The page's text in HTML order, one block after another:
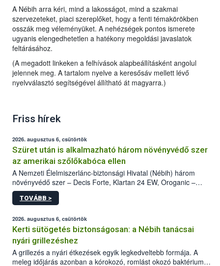
A Nébih arra kéri, mind a lakosságot, mind a szakmai
szervezeteket, piaci szereplőket, hogy a fenti témakörökben
osszák meg véleményüket. A nehézségek pontos ismerete
ugyanis elengedhetetlen a hatékony megoldási javaslatok
feltárásához.
(A megadott linkeken a felhívások alapbeállításként angolul
jelennek meg. A tartalom nyelve a keresősáv mellett lévő
nyelvválasztó segítségével állítható át magyarra.)
Friss hírek
2026. augusztus 6, csütörtök
Szüret után is alkalmazható három növényvédő szer
az amerikai szőlőkabóca ellen
A Nemzeti Élelmiszerlánc-biztonsági Hivatal (Nébih) három
növényvédő szer – Decis Forte, Klartan 24 EW, Oroganic –
engedélyokiratát módosította, így azok a szüretet követően,
egészen a vesszőérettség (BBCH 91) stádiumáig
érésű szőlőkben is legyen lehetőség a károsító elleni további
védekezésre. Az Oroganic készítmény kis kiszerelésben kiskerti
felhasználók számára is elérhető és ökológiai termesztésben is
engedélyezett.
TOVÁBB >
2026. augusztus 6, csütörtök
Kerti sütögetés biztonságosan: a Nébih tanácsai
nyári grillezéshez
A grillezés a nyári étkezések egyik legkedveltebb formája. A
meleg időjárás azonban a kórokozó, romlást okozó baktériumok